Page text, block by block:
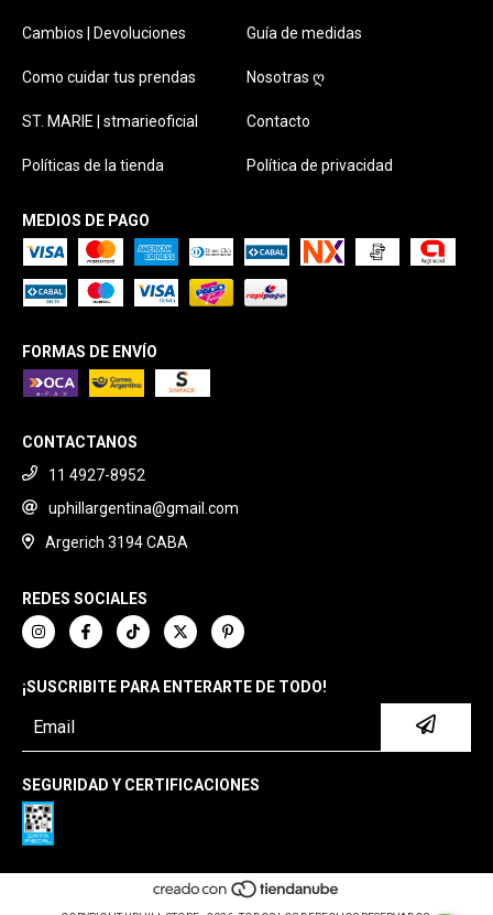
Cambios | Devoluciones Guía de medidas
Como cuidar tus prendas Nosotras ღ
ST. MARIE | stmarieoficial Contacto
Políticas de la tienda Política de privacidad
MEDIOS DE PAGO
FORMAS DE ENVÍO
CONTACTANOS
11 4927-8952
uphillargentina@gmail.com
Argerich 3194 CABA
REDES SOCIALES
¡SUSCRIBITE PARA ENTERARTE DE TODO!
SEGURIDAD Y CERTIFICACIONES